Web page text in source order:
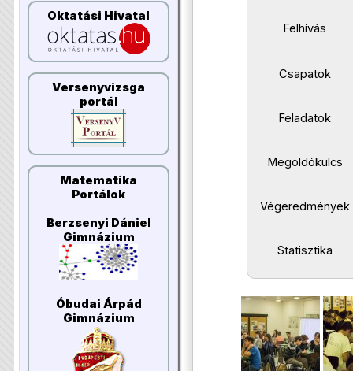
Oktatási Hivatal
Versenyvizsga
portál
Matematika
Portálok
Berzsenyi Dániel
Gimnázium
Óbudai Árpád
Gimnázium
Felhívás
Csapatok
Feladatok
Megoldókulcs
Végeredmények
Statisztika